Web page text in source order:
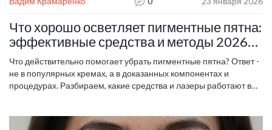
Что хорошо осветляет пигментные пятна:
эффективные средства и методы 2026
года
Что действительно помогает убрать пигментные пятна? Ответ -
не в популярных кремах, а в доказанных компонентах и
процедурах. Разбираем, какие средства и лазеры работают в